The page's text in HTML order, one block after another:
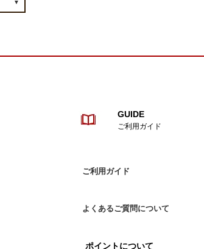
GUIDE
ご利用ガイド
ご利用ガイド
よくあるご質問について
ポイントについて